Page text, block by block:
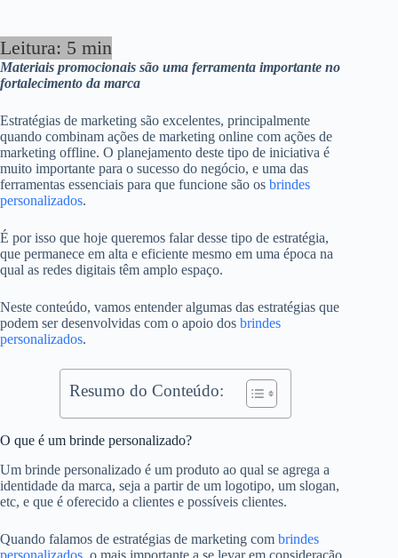
Materiais promocionais são uma ferramenta importante no
fortalecimento da marca
Estratégias de marketing são excelentes, principalmente
quando combinam ações de marketing online com ações de
marketing offline. O planejamento deste tipo de iniciativa é
muito importante para o sucesso do negócio, e uma das
ferramentas essenciais para que funcione são os brindes
personalizados.
É por isso que hoje queremos falar desse tipo de estratégia,
que permanece em alta e eficiente mesmo em uma época na
qual as redes digitais têm amplo espaço.
Neste conteúdo, vamos entender algumas das estratégias que
podem ser desenvolvidas com o apoio dos brindes
personalizados.
Resumo do Conteúdo:
O que é um brinde personalizado?
Um brinde personalizado é um produto ao qual se agrega a
identidade da marca, seja a partir de um logotipo, um slogan,
etc, e que é oferecido a clientes e possíveis clientes.
Quando falamos de estratégias de marketing com brindes
personalizados, o mais importante a se levar em consideração